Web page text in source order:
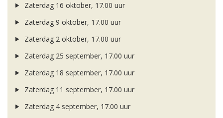
Zaterdag 16 oktober, 17.00 uur
Zaterdag 9 oktober, 17.00 uur
Zaterdag 2 oktober, 17.00 uur
Zaterdag 25 september, 17.00 uur
Zaterdag 18 september, 17.00 uur
Zaterdag 11 september, 17.00 uur
Zaterdag 4 september, 17.00 uur